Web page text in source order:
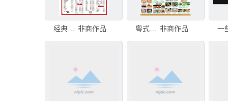
经典火锅菜单展示 非商作品 粤式经典菜单菜谱 非商作品